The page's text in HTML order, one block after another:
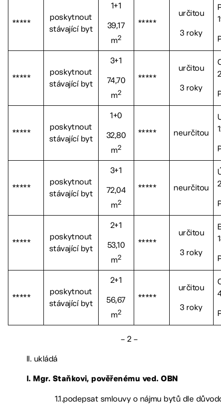
*****
poskytnout
stávající byt
1+1
39,17
m2
*****
určitou
3 roky
*****
poskytnout
stávající byt
3+1
74,70
m2
*****
určitou
3 roky
*****
poskytnout
stávající byt
1+0
32,80
m2
***** neurčitou
*****
poskytnout
stávající byt
3+1
72,04
m2
***** neurčitou
*****
poskytnout
stávající byt
2+1
53,10
m2
*****
určitou
3 roky
*****
poskytnout
stávající byt
2+1
56,67
m2
*****
určitou
3 roky
– 2 –
II. ukládá
l. Mgr. Staňkovi, pověřenému ved. OBN
1.1.podepsat smlouvy o nájmu bytů dle